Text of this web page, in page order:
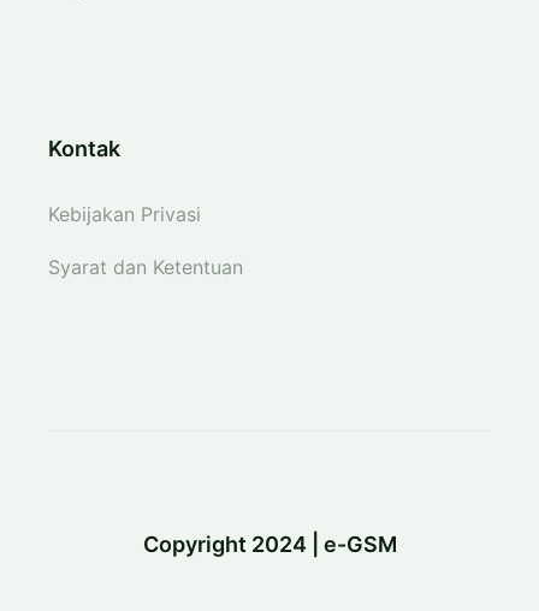
Kontak
Kebijakan Privasi
Syarat dan Ketentuan
Copyright 2024 | e-GSM